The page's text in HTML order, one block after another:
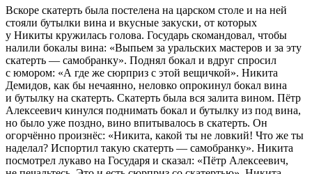
Вскоре скатерть была постелена на царском столе и на ней
стояли бутылки вина и вкусные закуски, от которых
у Никиты кружилась голова. Государь скомандовал, чтобы
налили бокалы вина: «Выпьем за уральских мастеров и за эту
скатерть — самобранку». Поднял бокал и вдруг спросил
с юмором: «А где же сюрприз с этой вещичкой». Никита
Демидов, как бы нечаянно, неловко опрокинул бокал вина
и бутылку на скатерть. Скатерть была вся залита вином. Пётр
Алексеевич кинулся поднимать бокал и бутылку из под вина,
но было уже поздно, вино впитывалось в скатерть. Он
огорчённо произнёс: «Никита, какой ты не ловкий! Что же ты
наделал? Испортил такую скатерть — самобранку». Никита
посмотрел лукаво на Государя и сказал: «Пётр Алексеевич,